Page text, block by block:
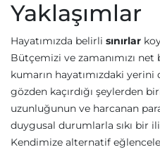
Yaklaşımlar
Hayatımızda belirli sınırlar
Bütçemizi ve zamanımızı
kumarın hayatımızdaki yerini
gözden kaçırdığı şeylerden
uzunluğunun ve harcanan
duygusal durumlarla sıkı bir
Kendimize alternatif